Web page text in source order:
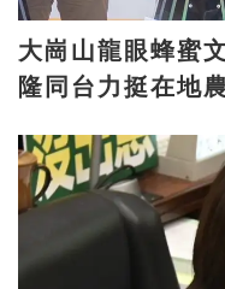
大崗山龍眼蜂蜜
隆同台力挺在地